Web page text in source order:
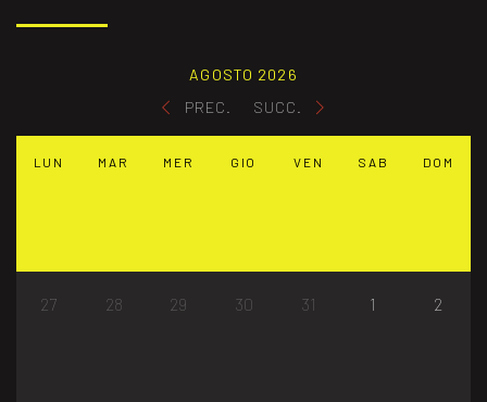
PREC.
AGOSTO 2026
SUCC.
LUN MAR MER GIO VEN SAB DOM
27 28 29 30 31 1 2